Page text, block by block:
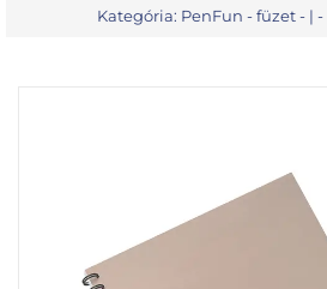
Kategória: PenFun - füzet- | -